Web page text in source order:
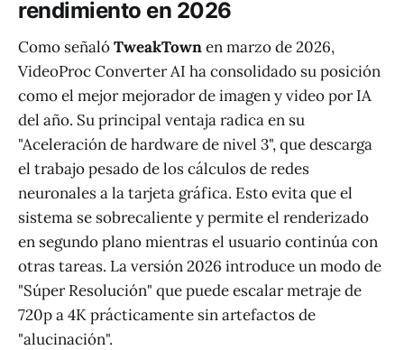
rendimiento en 2026
Como señalóTweakTownen marzo de 2026,
VideoProc Converter AI ha consolidado su posición
como el mejor mejorador de imagen y video por IA
del año. Su principal ventaja radica en su
"Aceleración de hardware de nivel 3", que descarga
el trabajo pesado de los cálculos de redes
neuronales a la tarjeta gráfica. Esto evita que el
sistema se sobrecaliente y permite el renderizado
en segundo plano mientras el usuario continúa con
otras tareas. La versión 2026 introduce un modo de
"Súper Resolución" que puede escalar metraje de
720p a 4K prácticamente sin artefactos de
"alucinación".